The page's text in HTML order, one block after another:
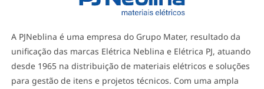
A PJNeblina é uma empresa do Grupo Mater, resultado da
unificação das marcas Elétrica Neblina e Elétrica PJ, atuando
desde 1965 na distribuição de materiais elétricos e soluções
para gestão de itens e projetos técnicos. Com uma ampla